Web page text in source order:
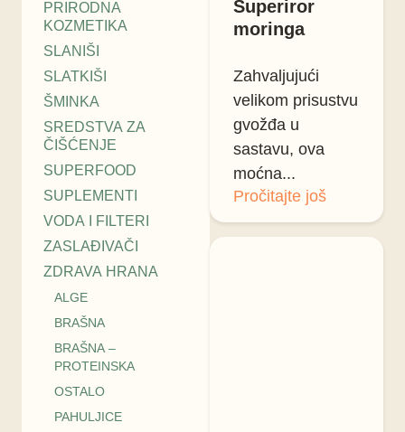
PRIRODNA
KOZMETIKA
SLANIŠI
SLATKIŠI
ŠMINKA
SREDSTVA ZA
ČIŠĆENJE
SUPERFOOD
SUPLEMENTI
VODA I FILTERI
ZASLAĐIVAČI
ZDRAVA HRANA
ALGE
BRAŠNA
BRAŠNA –
PROTEINSKA
OSTALO
PAHULJICE
Superiror
moringa
Zahvaljujući
velikom prisustvu
gvožđa u
sastavu, ova
moćna...
Pročitajte još